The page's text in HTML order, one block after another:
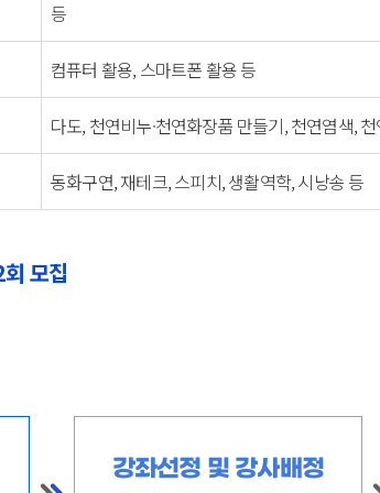
등
컴퓨터 활용, 스마트폰 활용 등
다도, 천연비누·천연화장품 만들기, 천연염색,
동화구연, 재테크, 스피치, 생활역학, 시낭송 등
모집
강좌선정 및 강사배정